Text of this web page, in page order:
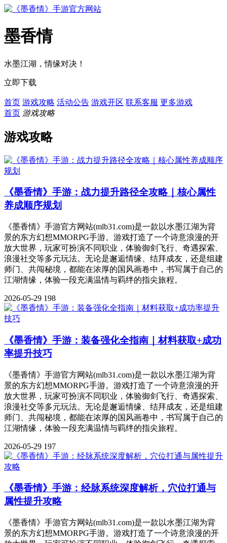
墨香情
水墨江湖，情缘对决！
立即下载
首页 游戏攻略 活动公告 游戏开区 联系客服 更多游戏
首页 游戏攻略
游戏攻略
《墨香情》手游：战力提升路径全攻略｜核心属性
养成顺序规划
《墨香情》手游官方网站(mlb31.com)是一款以水墨江湖为背
景的东方幻想MMORPG手游。游戏打造了一个诗意浪漫的开
放大世界，玩家可扮演不同职业，体验御剑飞行、奇遇探索、
浪漫社交等多元玩法。无论是邂逅情缘、结拜成友，还是组建
师门、共闯秘境，都能在浓厚的国风画卷中，书写属于自己的
江湖情缘，体验一段充满温情与羁绊的指尖旅程。
2026-05-29 198
《墨香情》手游：装备强化全指南｜材料获取+成功
率提升技巧
《墨香情》手游官方网站(mlb31.com)是一款以水墨江湖为背
景的东方幻想MMORPG手游。游戏打造了一个诗意浪漫的开
放大世界，玩家可扮演不同职业，体验御剑飞行、奇遇探索、
浪漫社交等多元玩法。无论是邂逅情缘、结拜成友，还是组建
师门、共闯秘境，都能在浓厚的国风画卷中，书写属于自己的
江湖情缘，体验一段充满温情与羁绊的指尖旅程。
2026-05-29 197
《墨香情》手游：经脉系统深度解析，穴位打通与
属性提升攻略
《墨香情》手游官方网站(mlb31.com)是一款以水墨江湖为背
景的东方幻想MMORPG手游。游戏打造了一个诗意浪漫的开